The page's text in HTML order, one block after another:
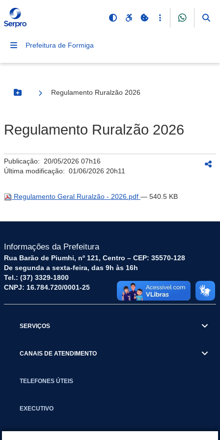
Prefeitura de Formiga
Botão Menu
Regulamento Ruralzão 2026
Regulamento Ruralzão 2026
Publicação: 20/05/2026 07h16
Última modificação: 01/06/2026 20h11
Regulamento Geral Ruralzão - 2026.pdf — 540.5 KB
Informações da Prefeitura
Rua Barão de Piumhi, nº 121, Centro – CEP: 35570-128
De segunda a sexta-feira, das 9h às 16h
Tel.: (37) 3329-1800
CNPJ: 16.784.720/0001-25
SERVIÇOS
CANAIS DE ATENDIMENTO
TELEFONES ÚTEIS
EXECUTIVO